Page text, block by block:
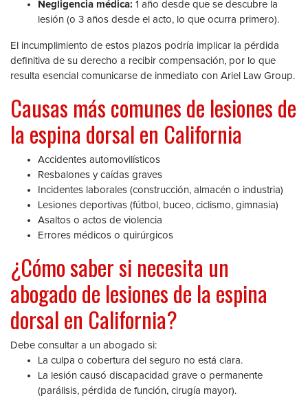
Negligencia médica: 1 año desde que se descubre la
lesión (o 3 años desde el acto, lo que ocurra primero).
El incumplimiento de estos plazos podría implicar la pérdida
definitiva de su derecho a recibir compensación, por lo que
resulta esencial comunicarse de inmediato con Ariel Law Group.
Causas más comunes de lesiones de
la espina dorsal en California
Accidentes automovilísticos
Resbalones y caídas graves
Incidentes laborales (construcción, almacén o industria)
Lesiones deportivas (fútbol, buceo, ciclismo, gimnasia)
Asaltos o actos de violencia
Errores médicos o quirúrgicos
¿Cómo saber si necesita un
abogado de lesiones de la espina
dorsal en California?
Debe consultar a un abogado si:
La culpa o cobertura del seguro no está clara.
La lesión causó discapacidad grave o permanente
(parálisis, pérdida de función, cirugía mayor).